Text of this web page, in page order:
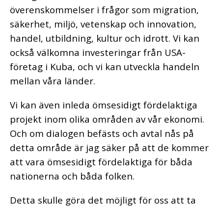
överenskommelser i frågor som migration,
säkerhet, miljö, vetenskap och innovation,
handel, utbildning, kultur och idrott. Vi kan
också välkomna investeringar från USA-
företag i Kuba, och vi kan utveckla handeln
mellan våra länder.
Vi kan även inleda ömsesidigt fördelaktiga
projekt inom olika områden av vår ekonomi.
Och om dialogen befästs och avtal nås på
detta område är jag säker på att de kommer
att vara ömsesidigt fördelaktiga för båda
nationerna och båda folken.
Detta skulle göra det möjligt för oss att ta